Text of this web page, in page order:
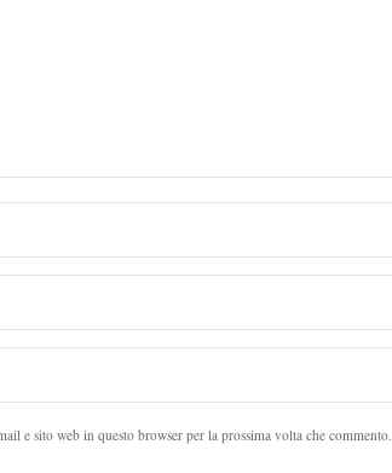
e sito web in questo browser per la prossima volta che commento.